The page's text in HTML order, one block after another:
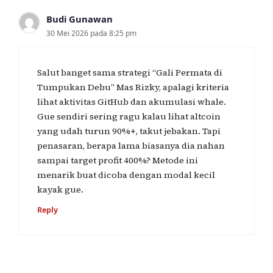
Budi Gunawan
30 Mei 2026 pada 8:25 pm
Salut banget sama strategi “Gali Permata di
Tumpukan Debu” Mas Rizky, apalagi kriteria
lihat aktivitas GitHub dan akumulasi whale.
Gue sendiri sering ragu kalau lihat altcoin
yang udah turun 90%+, takut jebakan. Tapi
penasaran, berapa lama biasanya dia nahan
sampai target profit 400%? Metode ini
menarik buat dicoba dengan modal kecil
kayak gue.
Reply